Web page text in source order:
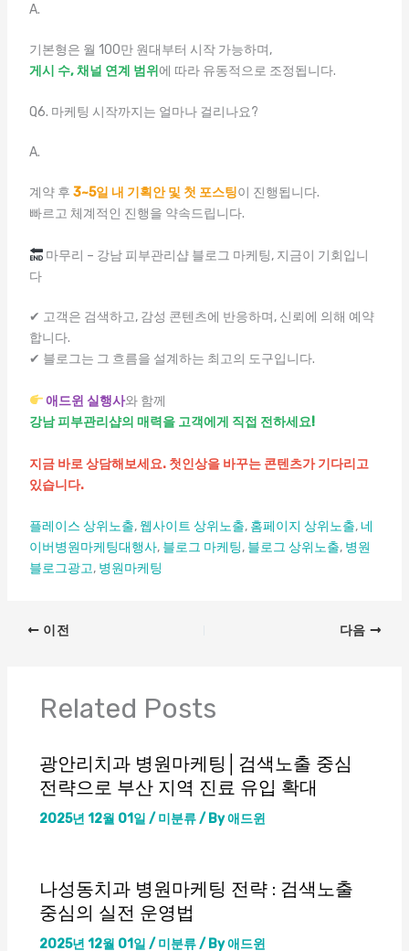
A.
기본형은 월 100만 원대부터 시작 가능하며,
게시 수, 채널 연계 범위 에 따라 유동적으로 조정됩니다.
Q6. 마케팅 시작까지는 얼마나 걸리나요?
A.
계약 후 3~5일 내 기획안 및 첫 포스팅이 진행됩니다.
빠르고 체계적인 진행을 약속드립니다.
마무리 – 강남 피부관리샵 블로그 마케팅, 지금이 기회입니
다
✔ 고객은 검색하고, 감성 콘텐츠에 반응하며, 신뢰에 의해 예약
합니다.
✔ 블로그는 그 흐름을 설계하는 최고의 도구입니다.
애드윈 실행사와 함께
강남 피부관리샵의 매력을 고객에게 직접 전하세요!
지금 바로 상담해보세요. 첫인상을 바꾸는 콘텐츠가 기다리고
있습니다.
플레이스 상위노출, 웹사이트 상위노출, 홈페이지 상위노출, 네
이버병원마케팅대행사, 블로그 마케팅, 블로그 상위노출, 병원
블로그광고, 병원마케팅
이전 다음
Related Posts
광안리치과 병원마케팅│검색노출 중심
전략으로 부산 지역 진료 유입 확대
2025년 12월 01일 / 미분류/ By애드윈
나성동치과 병원마케팅 전략 : 검색노출
중심의 실전 운영법
2025년 12월 01일 / 미분류/ By애드윈